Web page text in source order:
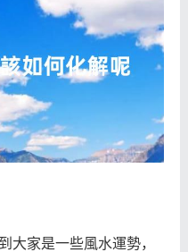
摩羯座
家是一些風水運勢，